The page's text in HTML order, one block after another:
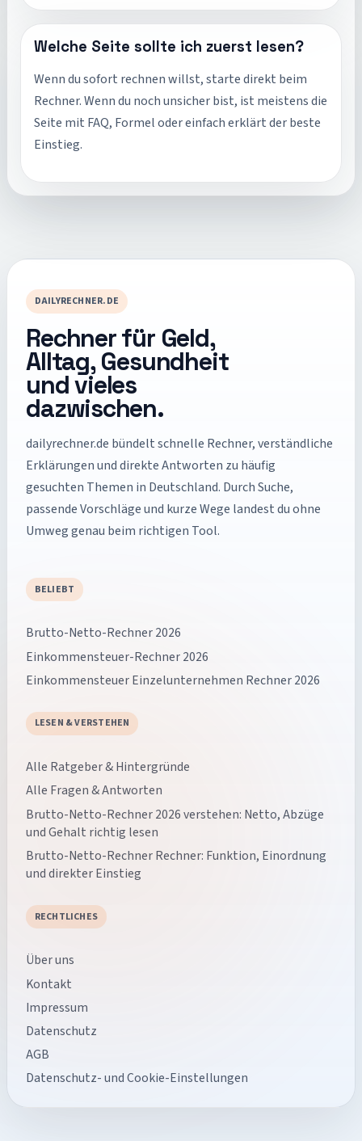
Welche Seite sollte ich zuerst lesen?
Wenn du sofort rechnen willst, starte direkt beim
Rechner. Wenn du noch unsicher bist, ist meistens die
Seite mit FAQ, Formel oder einfach erklärt der beste
Einstieg.
DAILYRECHNER.DE
Rechner für Geld,
Alltag, Gesundheit
und vieles
dazwischen.
dailyrechner.de bündelt schnelle Rechner, verständliche
Erklärungen und direkte Antworten zu häufig
gesuchten Themen in Deutschland. Durch Suche,
passende Vorschläge und kurze Wege landest du ohne
Umweg genau beim richtigen Tool.
BELIEBT
Brutto-Netto-Rechner 2026
Einkommensteuer-Rechner 2026
Einkommensteuer Einzelunternehmen Rechner 2026
LESEN & VERSTEHEN
Alle Ratgeber & Hintergründe
Alle Fragen & Antworten
Brutto-Netto-Rechner 2026 verstehen: Netto, Abzüge
und Gehalt richtig lesen
Brutto-Netto-Rechner Rechner: Funktion, Einordnung
und direkter Einstieg
RECHTLICHES
Über uns
Kontakt
Impressum
Datenschutz
AGB
Datenschutz- und Cookie-Einstellungen